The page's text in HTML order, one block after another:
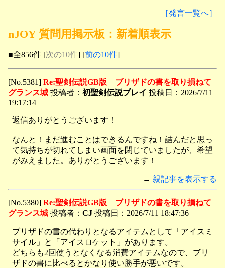
［発言一覧へ］
nJOY 質問用掲示板：新着順表示
■全856件 [次の10件] [前の10件]
[No.5381] Re:聖剣伝説GB版 ブリザドの書を取り損ねて
グランス城 投稿者： 初聖剣伝説プレイ 投稿日：2026/7/11
19:17:14
返信ありがとうございます！
なんと！まだ進むことはできるんですね！詰んだと思っ
て気持ちが切れてしまい画面を閉じていましたが、希望
がみえました。ありがとうございます！
→ 親記事を表示する
[No.5380] Re:聖剣伝説GB版 ブリザドの書を取り損ねて
グランス城 投稿者： CJ 投稿日：2026/7/11 18:47:36
ブリザドの書の代わりとなるアイテムとして「アイスミ
サイル」と「アイスロケット」があります。
どちらも2回使うとなくなる消費アイテムなので、ブリ
ザドの書に比べるとかなり使い勝手が悪いです。